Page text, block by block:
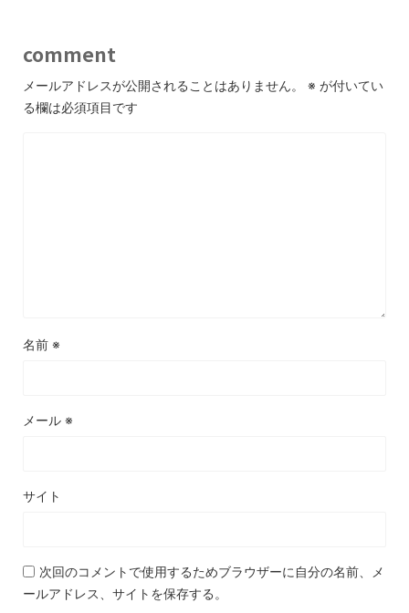
comment
メールアドレスが公開されることはありません。 ※ が付いてい
る欄は必須項目です
名前 ※
メール ※
サイト
次回のコメントで使用するためブラウザーに自分の名前、メ
ールアドレス、サイトを保存する。